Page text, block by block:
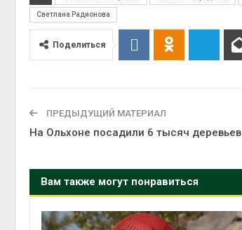
Светлана Радионова
Поделиться
ПРЕДЫДУЩИЙ МАТЕРИАЛ
На Ольхоне посадили 6 тысяч деревьев
Вам также могут понравиться